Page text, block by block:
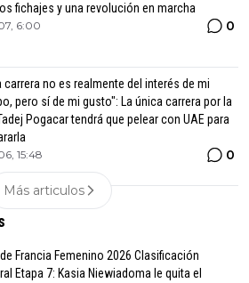
fichajes y una revolución en marcha
6:00 0
carrera no es realmente del interés de mi
pero sí de mi gusto": La única carrera por la
Pogacar tendrá que pelear con UAE para
15:48 0
Más articulos
Francia Femenino 2026 Clasificación
Etapa 7: Kasia Niewiadoma le quita el